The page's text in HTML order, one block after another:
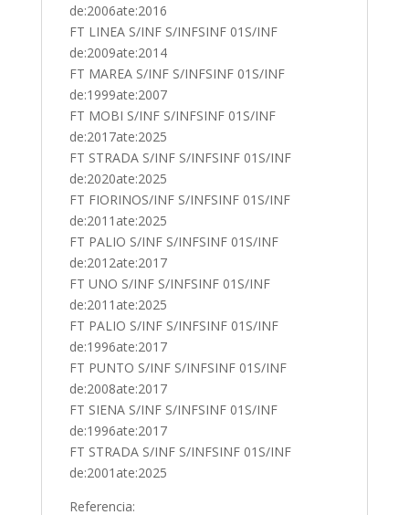
de:2006ate:2016
FT LINEA S/INF S/INFSINF 01S/INF
de:2009ate:2014
FT MAREA S/INF S/INFSINF 01S/INF
de:1999ate:2007
FT MOBI S/INF S/INFSINF 01S/INF
de:2017ate:2025
FT STRADA S/INF S/INFSINF 01S/INF
de:2020ate:2025
FT FIORINOS/INF S/INFSINF 01S/INF
de:2011ate:2025
FT PALIO S/INF S/INFSINF 01S/INF
de:2012ate:2017
FT UNO S/INF S/INFSINF 01S/INF
de:2011ate:2025
FT PALIO S/INF S/INFSINF 01S/INF
de:1996ate:2017
FT PUNTO S/INF S/INFSINF 01S/INF
de:2008ate:2017
FT SIENA S/INF S/INFSINF 01S/INF
de:1996ate:2017
FT STRADA S/INF S/INFSINF 01S/INF
de:2001ate:2025
Referencia: